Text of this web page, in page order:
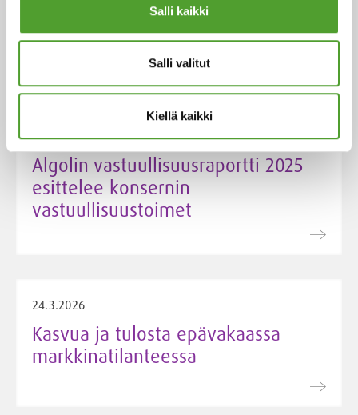
Salli kaikki
Salli valitut
Kiellä kaikki
Algol Chemicalsista THOR UK:n
jakelija Suomessa ja Baltiassa
24.3.2026
Algolin vastuullisuusraportti 2025
esittelee konsernin
vastuullisuustoimet
24.3.2026
Kasvua ja tulosta epävakaassa
markkinatilanteessa